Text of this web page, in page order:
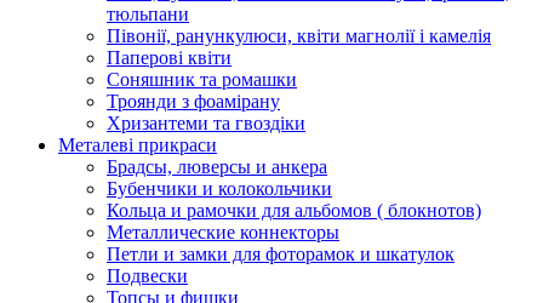
тюльпани
Півонії, ранункулюси, квіти магнолії і камелія
Паперові квіти
Соняшник та ромашки
Троянди з фоамірану
Хризантеми та гвоздіки
Металеві прикраси
Брадсы, люверсы и анкера
Бубенчики и колокольчики
Кольца и рамочки для альбомов ( блокнотов)
Металлические коннекторы
Петли и замки для фоторамок и шкатулок
Подвески
Топсы и фишки